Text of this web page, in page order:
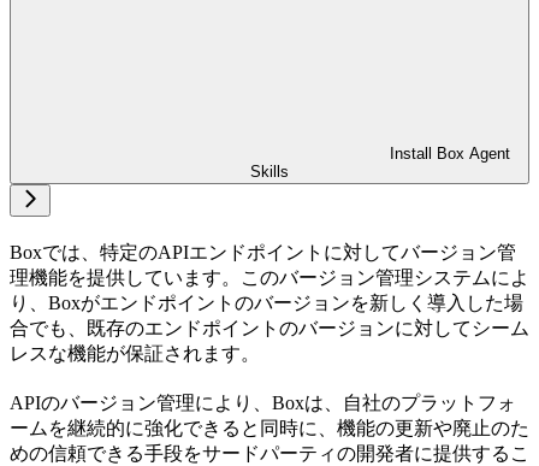
Install Box Agent
Skills
Boxでは、特定のAPIエンドポイントに対してバージョン管
理機能を提供しています。このバージョン管理システムによ
り、Boxがエンドポイントのバージョンを新しく導入した場
合でも、既存のエンドポイントのバージョンに対してシーム
レスな機能が保証されます。
APIのバージョン管理により、Boxは、自社のプラットフォ
ームを継続的に強化できると同時に、機能の更新や廃止のた
めの信頼できる手段をサードパーティの開発者に提供するこ